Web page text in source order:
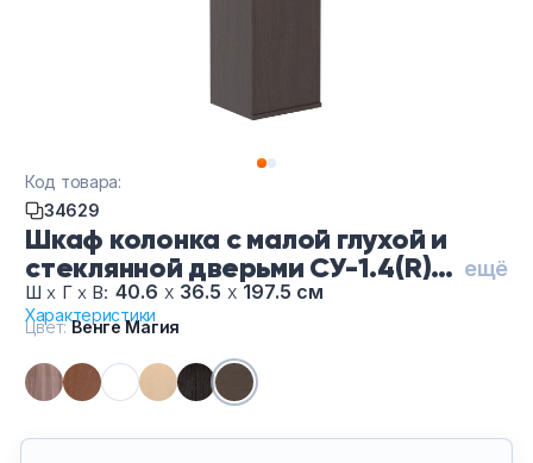
Шкаф колонка с малой глухой и
стеклянной дверьми СУ-1.4(R)-
Ве Магия, цвет Венге Магия
ещё
Шх Г х В: 40.6 х 36.5 х 197.5 см
Характеристики
Код товара:
34629
Цвет:Венге Магия
Обеденная зона
Искусственные растения
Кашпо